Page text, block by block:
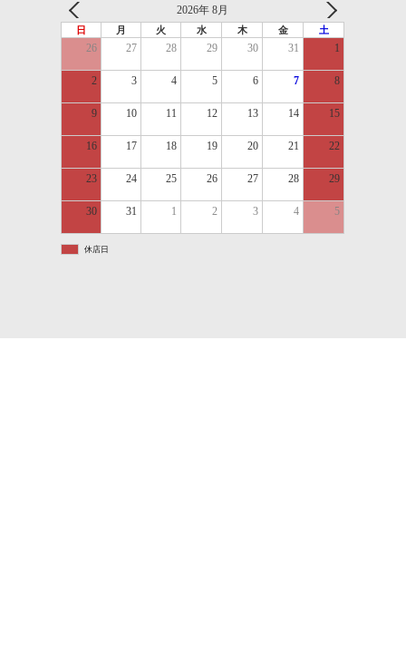
2026年 8月
日 月 火 水 木 金 土
26 27 28 29 30 31 1
2 3 4 5 6 7 8
9 10 11 12 13 14 15
16 17 18 19 20 21 22
23 24 25 26 27 28 29
30 31 1 2 3 4 5
休店日